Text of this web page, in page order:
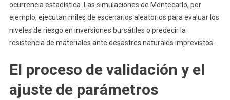
ocurrencia estadística. Las simulaciones de Montecarlo, por
ejemplo, ejecutan miles de escenarios aleatorios para evaluar los
niveles de riesgo en inversiones bursátiles o predecir la
resistencia de materiales ante desastres naturales imprevistos.
El proceso de validación y el
ajuste de parámetros